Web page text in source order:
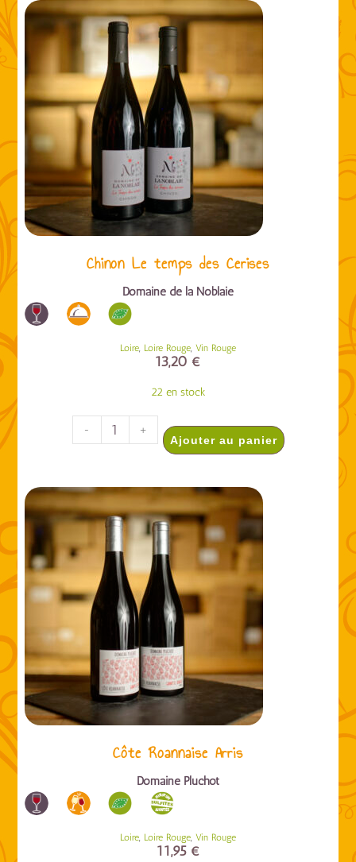
Chinon Le temps des Cerises
Domaine de la Noblaie
Loire, Loire Rouge, Vin Rouge
13,20 €
22 en stock
- +
Ajouter au panier
Côte Roannaise Arris
Domaine Pluchot
Loire, Loire Rouge, Vin Rouge
11,95 €